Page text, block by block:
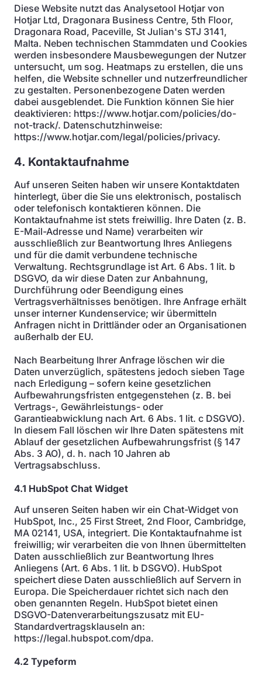
Diese Website nutzt das Analysetool Hotjar von
Hotjar Ltd, Dragonara Business Centre, 5th Floor,
Dragonara Road, Paceville, St Julian's STJ 3141,
Malta. Neben technischen Stammdaten und Cookies
werden insbesondere Mausbewegungen der Nutzer
untersucht, um sog. Heatmaps zu erstellen, die uns
helfen, die Website schneller und nutzerfreundlicher
zu gestalten. Personenbezogene Daten werden
dabei ausgeblendet. Die Funktion können Sie hier
deaktivieren: https://www.hotjar.com/policies/do-
not-track/. Datenschutzhinweise:
https://www.hotjar.com/legal/policies/privacy.
4. Kontaktaufnahme
Auf unseren Seiten haben wir unsere Kontaktdaten
hinterlegt, über die Sie uns elektronisch, postalisch
oder telefonisch kontaktieren können. Die
Kontaktaufnahme ist stets freiwillig. Ihre Daten (z. B.
E-Mail-Adresse und Name) verarbeiten wir
ausschließlich zur Beantwortung Ihres Anliegens
und für die damit verbundene technische
Verwaltung. Rechtsgrundlage ist Art. 6 Abs. 1 lit. b
DSGVO, da wir diese Daten zur Anbahnung,
Durchführung oder Beendigung eines
Vertragsverhältnisses benötigen. Ihre Anfrage erhält
unser interner Kundenservice; wir übermitteln
Anfragen nicht in Drittländer oder an Organisationen
außerhalb der EU.
Nach Bearbeitung Ihrer Anfrage löschen wir die
Daten unverzüglich, spätestens jedoch sieben Tage
nach Erledigung – sofern keine gesetzlichen
Aufbewahrungsfristen entgegenstehen (z. B. bei
Vertrags-, Gewährleistungs- oder
Garantieabwicklung nach Art. 6 Abs. 1 lit. c DSGVO).
In diesem Fall löschen wir Ihre Daten spätestens mit
Ablauf der gesetzlichen Aufbewahrungsfrist (§ 147
Abs. 3 AO), d. h. nach 10 Jahren ab
Vertragsabschluss.
4.1 HubSpot Chat Widget
Auf unseren Seiten haben wir ein Chat-Widget von
HubSpot, Inc., 25 First Street, 2nd Floor, Cambridge,
MA 02141, USA, integriert. Die Kontaktaufnahme ist
freiwillig; wir verarbeiten die von Ihnen übermittelten
Daten ausschließlich zur Beantwortung Ihres
Anliegens (Art. 6 Abs. 1 lit. b DSGVO). HubSpot
speichert diese Daten ausschließlich auf Servern in
Europa. Die Speicherdauer richtet sich nach den
oben genannten Regeln. HubSpot bietet einen
DSGVO-Datenverarbeitungszusatz mit EU-
Standardvertragsklauseln an:
https://legal.hubspot.com/dpa.
4.2 Typeform